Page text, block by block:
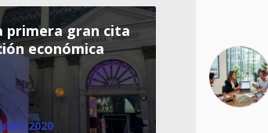
primera gran cita
económica
2020